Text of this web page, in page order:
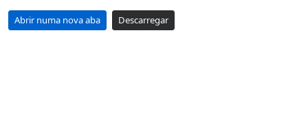
Abrir numa nova aba Descarregar